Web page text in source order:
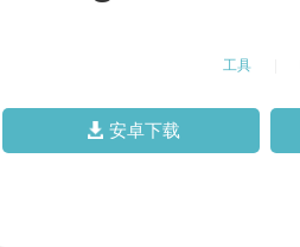
工具
安卓下载